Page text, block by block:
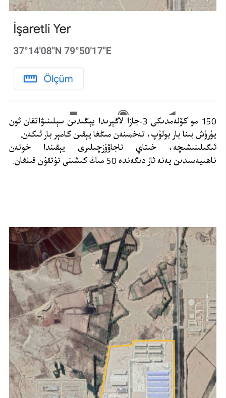
150 مو كۆلەمدىكى 3-جازا لاگېرىدا يېڭىدىن سېلىنىۋاتقان ئون
يۈرۈش بىنا بار بولۇپ، تەخمىنەن مىڭغا يېقىن كامېر بار ئىكەن.
ئىگىلىنىشىچە، خىتاي تاجاۋۇزچىلىرى يېقىندا خوتەن
ناھىيەسىدىن يەنە ئاز دىگەندە 50 مىڭ كىشىنى تۇتقۇن قىلغان.